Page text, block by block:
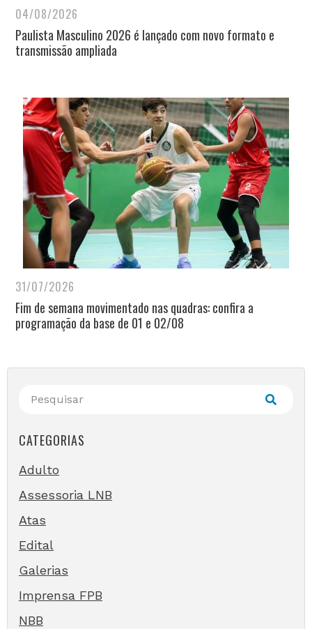
04/08/2026
Paulista Masculino 2026 é lançado com novo formato e
transmissão ampliada
31/07/2026
Fim de semana movimentado nas quadras: confira a
programação da base de 01 e 02/08
CATEGORIAS
Adulto
Assessoria LNB
Atas
Edital
Galerias
Imprensa FPB
NBB